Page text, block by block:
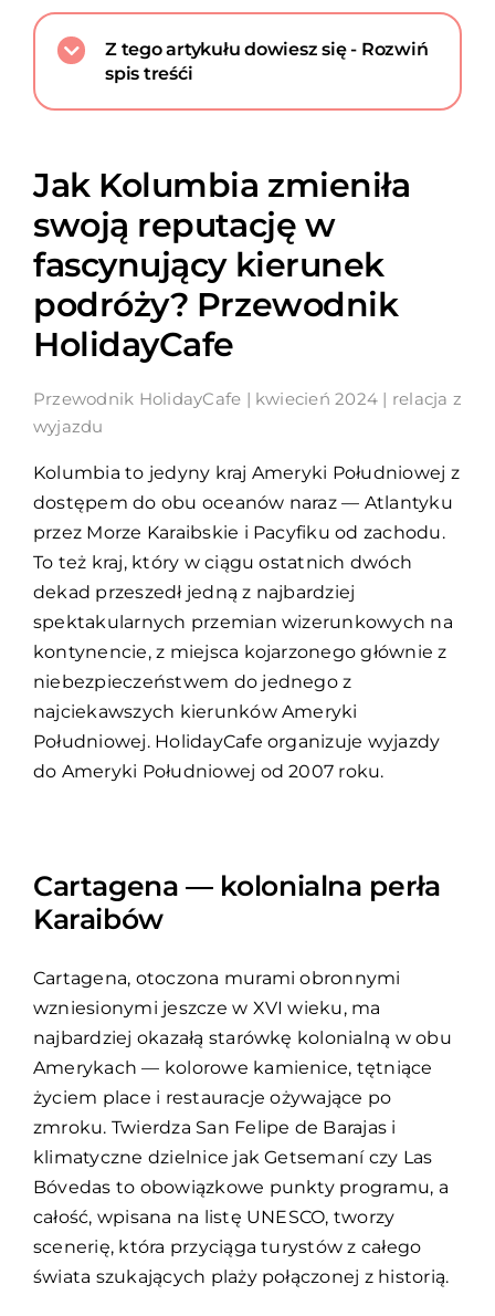
Z tego artykułu dowiesz się - Rozwiń
spis treśći
Jak Kolumbia zmieniła
swoją reputację w
fascynujący kierunek
podróży? Przewodnik
HolidayCafe
Przewodnik HolidayCafe | kwiecień 2024 | relacja z
wyjazdu
Kolumbia to jedyny kraj Ameryki Południowej z
dostępem do obu oceanów naraz — Atlantyku
przez Morze Karaibskie i Pacyfiku od zachodu.
To też kraj, który w ciągu ostatnich dwóch
dekad przeszedł jedną z najbardziej
spektakularnych przemian wizerunkowych na
kontynencie, z miejsca kojarzonego głównie z
niebezpieczeństwem do jednego z
najciekawszych kierunków Ameryki
Południowej. HolidayCafe organizuje wyjazdy
do Ameryki Południowej od 2007 roku.
Cartagena — kolonialna perła
Karaibów
Cartagena, otoczona murami obronnymi
wzniesionymi jeszcze w XVI wieku, ma
najbardziej okazałą starówkę kolonialną w obu
Amerykach — kolorowe kamienice, tętniące
życiem place i restauracje ożywające po
zmroku. Twierdza San Felipe de Barajas i
klimatyczne dzielnice jak Getsemaní czy Las
Bóvedas to obowiązkowe punkty programu, a
całość, wpisana na listę UNESCO, tworzy
scenerię, która przyciąga turystów z całego
świata szukających plaży połączonej z historią.